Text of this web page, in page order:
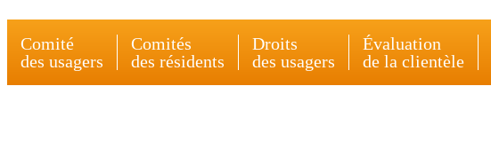
Comité
des usagers
Comités
des résidents
Droits
des usagers
Évaluation
de la clientèle